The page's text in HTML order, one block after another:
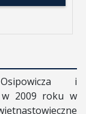
i
w 2009 roku w